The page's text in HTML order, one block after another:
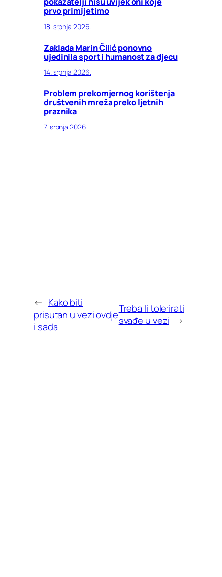
prvo primijetimo
18. srpnja 2026.
Zaklada Marin Čilić ponovno
ujedinila sport i humanost za djecu
14. srpnja 2026.
Problem prekomjernog korištenja
društvenih mreža preko ljetnih
praznika
7. srpnja 2026.
← Kako biti
prisutan u vezi ovdje
i sada
Treba li tolerirati
svađe u vezi →